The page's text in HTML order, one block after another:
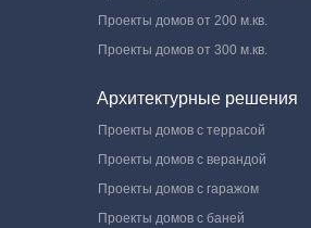
Проекты домов от 200 м.кв.
Проекты домов от 300 м.кв.
Архитектурные решения
Проекты домов с террасой
Проекты домов с верандой
Проекты домов с гаражом
Проекты домов с баней